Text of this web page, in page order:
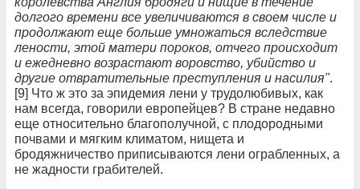
долгого времени все увеличиваются в своем числе и
продолжают еще больше умножаться вследствие
лености, этой матери пороков, отчего происходит
и ежедневно возрастают воровство, убийство и
другие отвратительные преступления и насилия".
[9] Что ж это за эпидемия лени у трудолюбивых, как
нам всегда, говорили европейцев? В стране недавно
еще относительно благополучной, с плодородными
почвами и мягким климатом, нищета и
бродяжничество приписываются лени ограбленных, а
не жадности грабителей.